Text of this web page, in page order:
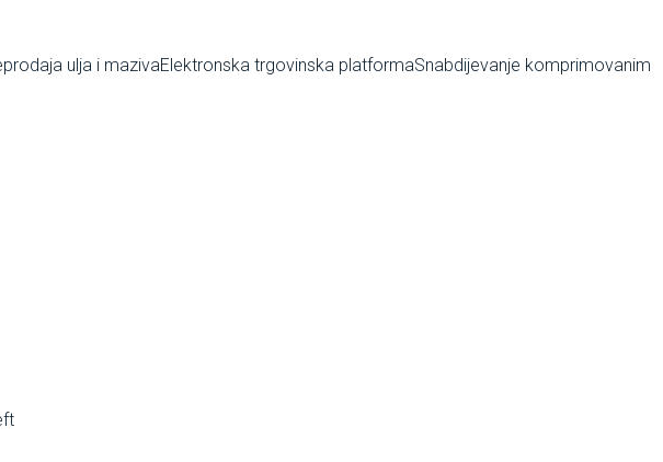
ulja i mazivaElektronska trgovinska platformaSnabdijevanje komprimovanim